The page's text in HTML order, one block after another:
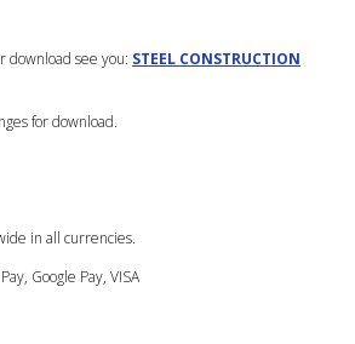
download see you: STEEL CONSTRUCTION
for download.
in all currencies.
Google Pay, VISA